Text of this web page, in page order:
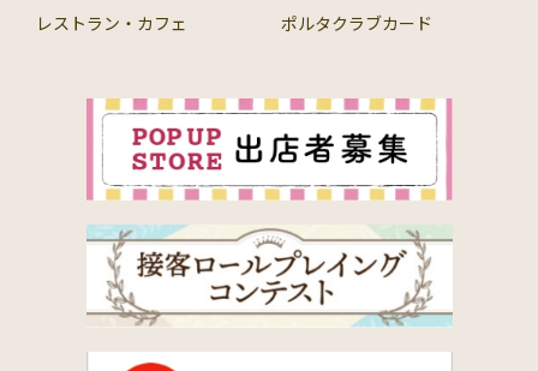
レストラン・カフェ ポルタクラブカード